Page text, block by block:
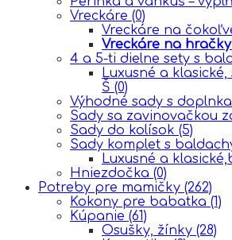
Vreckáre (0)
Vreckáre na
Vreckáre na hračky
4 a 5-ti dielne sety s
Luxusné a
Š (0)
Výhodné sady s
Sady sa zavinovačkou
Sady do kolísok (5)
Sady komplet s
Luxusné a
Hniezdočka (0)
Potreby pre mamičky (262)
Kokony pre babatka (1)
Kúpanie (61)
Osušky, žínky (28)